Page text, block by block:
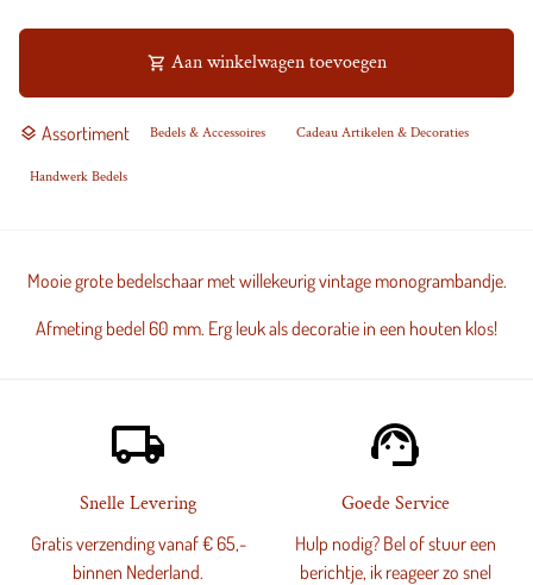
shopping_cart Aan winkelwagen toevoegen
layers Assortiment Bedels & Accessoires Cadeau Artikelen & Decoraties
Handwerk Bedels
Mooie grote bedelschaar met willekeurig vintage monogrambandje.
Afmeting bedel 60 mm. Erg leuk als decoratie in een houten klos!
local_shipping
Snelle Levering
Gratis verzending vanaf € 65,-
binnen Nederland.
support_agent
Goede Service
Hulp nodig? Bel of stuur een
berichtje, ik reageer zo snel